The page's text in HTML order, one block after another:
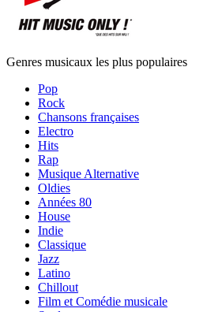
Genres musicaux les plus populaires
Pop
Rock
Chansons françaises
Electro
Hits
Rap
Musique Alternative
Oldies
Années 80
House
Indie
Classique
Jazz
Latino
Chillout
Film et Comédie musicale